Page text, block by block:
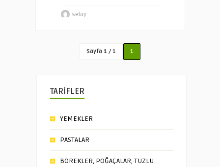
selay
Sayfa 1 / 1 1
TARİFLER
YEMEKLER
PASTALAR
BÖREKLER, POĞAÇALAR, TUZLU